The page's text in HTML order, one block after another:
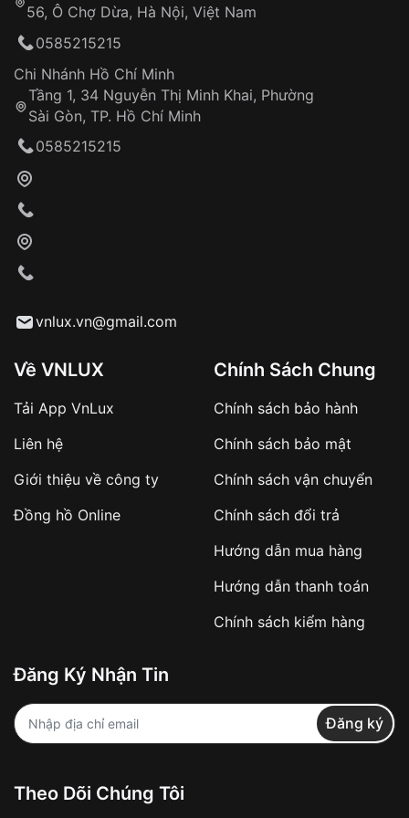
Khách hàng kiểm tra và thanh toán trực tiếp
Từ khóa SEO:
sản phẩm đặc biệt
hàng
Số tiền còn lại thanh toán khi nhận hàng hoặc
✔️ Đảm bảo xử lý đơn hàng nhanh chóng
✔️ Hạn chế tình trạng hủy đơn không mong
Từ khóa SEO:
Khách hàng được
thanh toán
Đảm bảo quyền lợi khách hàng
Đồng hành cùng khách hàng trong suốt quá
trình sử dụng
56, Ô Chợ Dừa, Hà Nội, Việt Nam
0585215215
Chi Nhánh Hồ Chí Minh
Tầng 1, 34 Nguyễn Thị Minh Khai, Phường
Sài Gòn, TP. Hồ Chí Minh
0585215215
vnlux.vn@gmail.com
Về VNLUX
Tải App VnLux
Liên hệ
Giới thiệu về công ty
Đồng hồ Online
Chính Sách Chung
Chính sách bảo hành
Chính sách bảo mật
Chính sách vận chuyển
Chính sách đổi trả
Hướng dẫn mua hàng
Hướng dẫn thanh toán
Chính sách kiểm hàng
Đăng Ký Nhận Tin
Đăng ký
Theo Dõi Chúng Tôi